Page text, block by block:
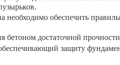
необходимо обеспечить
бетоном достаточной прочности
защиту